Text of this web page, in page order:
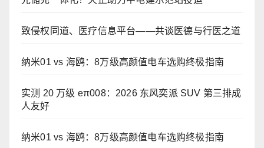
致侵权同道、医疗信息平台——共谈医德与行医之道
纳米01 vs 海鸥：8万级高颜值电车选购终极指南
实测 20 万级 eπ008：2026 东风奕派 SUV 第三排成
人友好
纳米01 vs 海鸥：8万级高颜值电车选购终极指南